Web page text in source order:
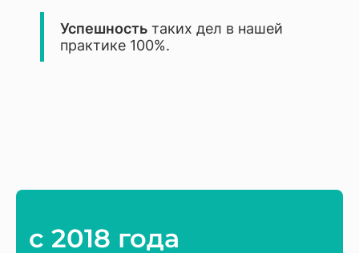
Успешность таких дел в нашей
практике 100%.
c 2018 года